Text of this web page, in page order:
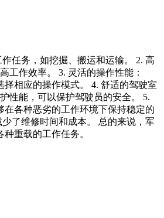
任务，如挖掘、搬运和运输。 2. 高
工作效率。 3. 灵活的操作性能：
相应的操作模式。 4. 舒适的驾驶室
性能，可以保护驾驶员的安全。 5.
各种恶劣的工作环境下保持稳定的
了维修时间和成本。 总的来说，军
重载的工作任务。